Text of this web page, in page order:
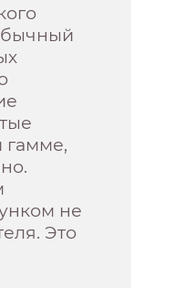
гамме,
не
Это